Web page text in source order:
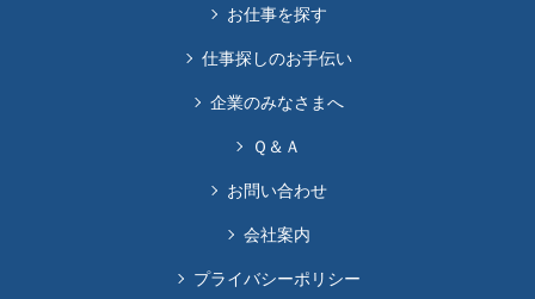
お仕事を探す
仕事探しのお手伝い
企業のみなさまへ
Ｑ＆Ａ
お問い合わせ
会社案内
プライバシーポリシー